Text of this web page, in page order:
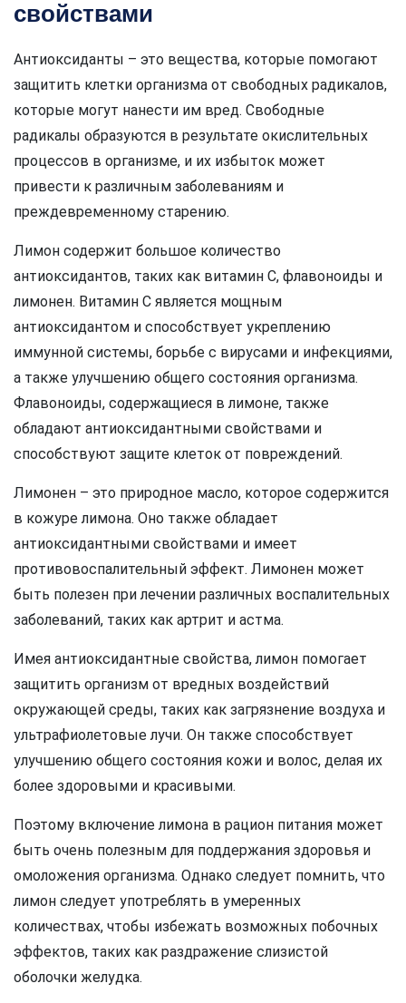
свойствами
Антиоксиданты – это вещества, которые помогают
защитить клетки организма от свободных радикалов,
которые могут нанести им вред. Свободные
радикалы образуются в результате окислительных
процессов в организме, и их избыток может
привести к различным заболеваниям и
преждевременному старению.
Лимон содержит большое количество
антиоксидантов, таких как витамин С, флавоноиды и
лимонен. Витамин С является мощным
антиоксидантом и способствует укреплению
иммунной системы, борьбе с вирусами и инфекциями,
а также улучшению общего состояния организма.
Флавоноиды, содержащиеся в лимоне, также
обладают антиоксидантными свойствами и
способствуют защите клеток от повреждений.
Лимонен – это природное масло, которое содержится
в кожуре лимона. Оно также обладает
антиоксидантными свойствами и имеет
противовоспалительный эффект. Лимонен может
быть полезен при лечении различных воспалительных
заболеваний, таких как артрит и астма.
Имея антиоксидантные свойства, лимон помогает
защитить организм от вредных воздействий
окружающей среды, таких как загрязнение воздуха и
ультрафиолетовые лучи. Он также способствует
улучшению общего состояния кожи и волос, делая их
более здоровыми и красивыми.
Поэтому включение лимона в рацион питания может
быть очень полезным для поддержания здоровья и
омоложения организма. Однако следует помнить, что
лимон следует употреблять в умеренных
количествах, чтобы избежать возможных побочных
эффектов, таких как раздражение слизистой
оболочки желудка.